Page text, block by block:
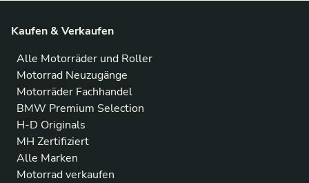
Kaufen & Verkaufen
Alle Motorräder und Roller
Motorrad Neuzugänge
Motorräder Fachhandel
BMW Premium Selection
H-D Originals
MH Zertifiziert
Alle Marken
Motorrad verkaufen